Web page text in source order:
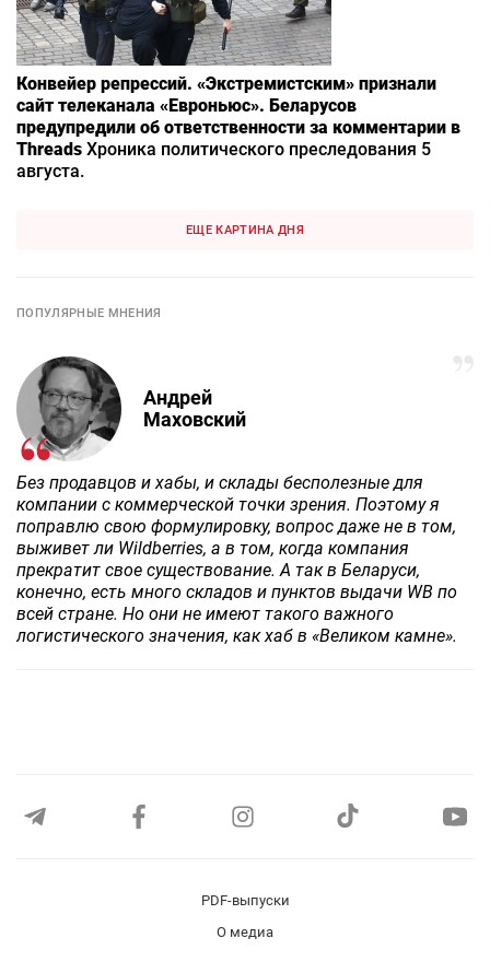
Конвейер репрессий. «Экстремистским» признали
сайт телеканала «Евроньюс». Беларусов
предупредили об ответственности за комментарии в
Threads Хроника политического преследования 5
августа.
ЕЩЕ КАРТИНА ДНЯ
ПОПУЛЯРНЫЕ МНЕНИЯ
Андрей
Маховский
Без продавцов и хабы, и склады бесполезные для
компании с коммерческой точки зрения. Поэтому я
поправлю свою формулировку, вопрос даже не в том,
выживет ли Wildberries, а в том, когда компания
прекратит свое существование. А так в Беларуси,
конечно, есть много складов и пунктов выдачи WB по
всей стране. Но они не имеют такого важного
логистического значения, как хаб в «Великом камне».
PDF-выпуски
О медиа